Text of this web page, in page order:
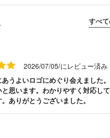
すべ
2026/07/05/にレビュー済み
あうよいロゴにめぐり会えました
思います。わかりやすく対応し
ありがとうございました。